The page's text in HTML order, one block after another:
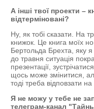
А інші твої проекти –
відтерміновані?
Ну, як тобі сказати. На
книжок. Це книга моїх
Бертольда Брехта, яку
до травня ситуація
презентації,
щось може змінитися,
тоді треба відповзати
Я не можу у тебе не
телеграм-канал "